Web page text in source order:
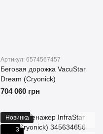
Артикул: 6574567457
Беговая дорожка VacuStar
Dream (Cryonick)
704 060 грн
Новинка
3